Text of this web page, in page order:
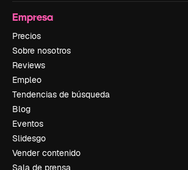
Empresa
Precios
Sobre nosotros
Reviews
Empleo
Tendencias de búsqueda
Blog
Eventos
Slidesgo
Vender contenido
Sala de prensa